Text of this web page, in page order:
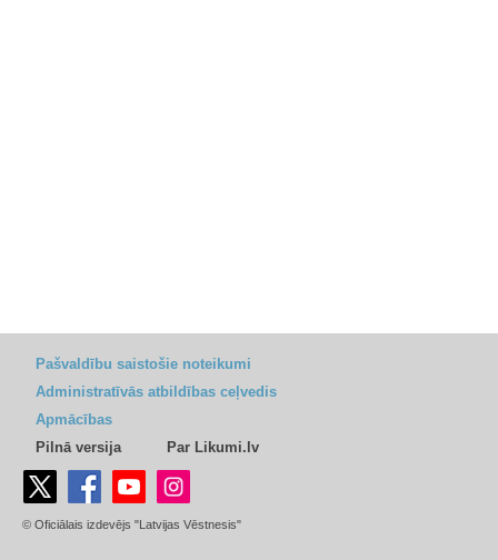
Pašvaldību saistošie noteikumi
Administratīvās atbildības ceļvedis
Apmācības
Pilnā versija
Par Likumi.lv
© Oficiālais izdevējs "Latvijas Vēstnesis"